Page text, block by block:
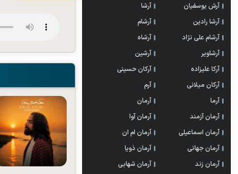
آرش یوسفیان
آرشا
آرشا رادین
آرشام
آرشام علی نژاد
آرشاه
آرشاویر
آرشین
آرکا علیزاده
آرکان حسینی
آرکان میلانی
آرم
آرما
آرمان
آرمان آزمند
آرمان آوا
آرمان اسماعیلی
آرمان ام ان
آرمان جهانی
آرمان ذویا
آرمان زند
آرمان شهابی